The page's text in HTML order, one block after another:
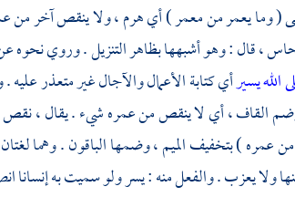
( وما يعمر من معمر ) أي هرم ، ولا ينقص آخر من
، قال : وهو أشبهها بظاهر التنزيل . وروي نحوه
الله يسيرأي كتابة الأعمال والآجال غير متعذر
القاف ، أي لا ينقص من عمره شيء . يقال ، نقص
عمره ) بتخفيف الميم ، وضمها الباقون . وهما
ولا يعزب . والفعل منه : يسر ولو سميت به إنسانا